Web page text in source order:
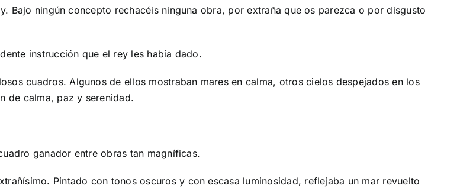
Bajo ningún concepto rechacéis ninguna obra, por extraña que os parezca o por disgusto
instrucción que el rey les había dado.
cuadros. Algunos de ellos mostraban mares en calma, otros cielos despejados en los
de calma, paz y serenidad.
ganador entre obras tan magníficas.
Pintado con tonos oscuros y con escasa luminosidad, reflejaba un mar revuelto